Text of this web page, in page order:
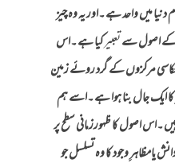
میں واحد ہے ۔اور یہ وہ چیز
کے اصول سےتعبیرکیا ہے ۔اس
مرکزوں کے گرد روئے زمین
ایک جال بنا ہوا ہے ۔اسے ہم
۔اس اصول کا ظہورزمانی سطح پر
یامظاہرِ وجود کا وہ تسلسل جو